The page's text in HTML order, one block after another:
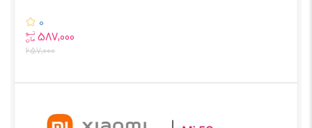
0
تــو
مان 587,000
657,000